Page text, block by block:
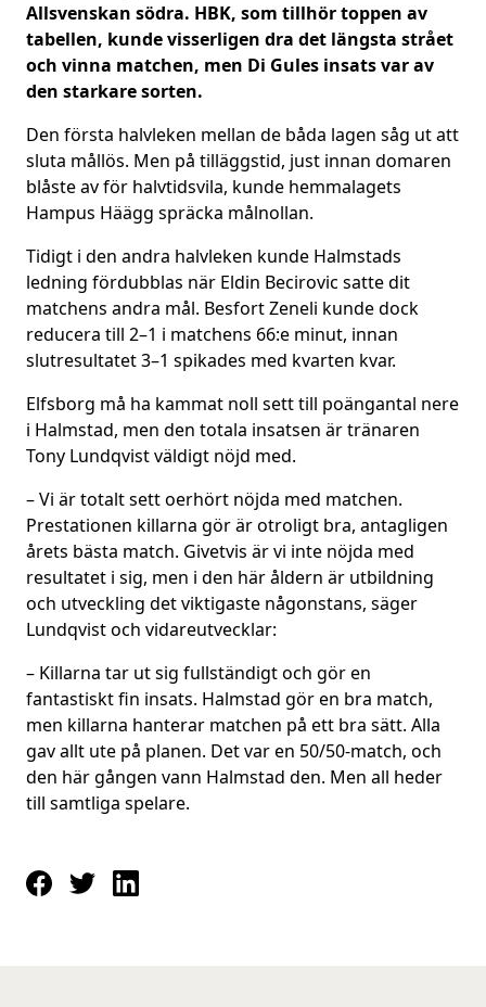
Allsvenskan södra. HBK, som tillhör toppen av
tabellen, kunde visserligen dra det längsta strået
och vinna matchen, men Di Gules insats var av
den starkare sorten.
Den första halvleken mellan de båda lagen såg ut att
sluta mållös. Men på tilläggstid, just innan domaren
blåste av för halvtidsvila, kunde hemmalagets
Hampus Häägg spräcka målnollan.
Tidigt i den andra halvleken kunde Halmstads
ledning fördubblas när Eldin Becirovic satte dit
matchens andra mål. Besfort Zeneli kunde dock
reducera till 2–1 i matchens 66:e minut, innan
slutresultatet 3–1 spikades med kvarten kvar.
Elfsborg må ha kammat noll sett till poängantal nere
i Halmstad, men den totala insatsen är tränaren
Tony Lundqvist väldigt nöjd med.
– Vi är totalt sett oerhört nöjda med matchen.
Prestationen killarna gör är otroligt bra, antagligen
årets bästa match. Givetvis är vi inte nöjda med
resultatet i sig, men i den här åldern är utbildning
och utveckling det viktigaste någonstans, säger
Lundqvist och vidareutvecklar:
– Killarna tar ut sig fullständigt och gör en
fantastiskt fin insats. Halmstad gör en bra match,
men killarna hanterar matchen på ett bra sätt. Alla
gav allt ute på planen. Det var en 50/50-match, och
den här gången vann Halmstad den. Men all heder
till samtliga spelare.